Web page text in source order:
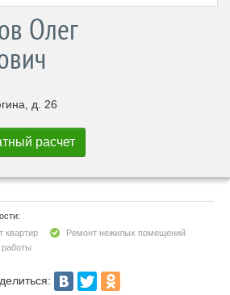
Олег
д. 26
квартир
Ремонт нежилых помещений